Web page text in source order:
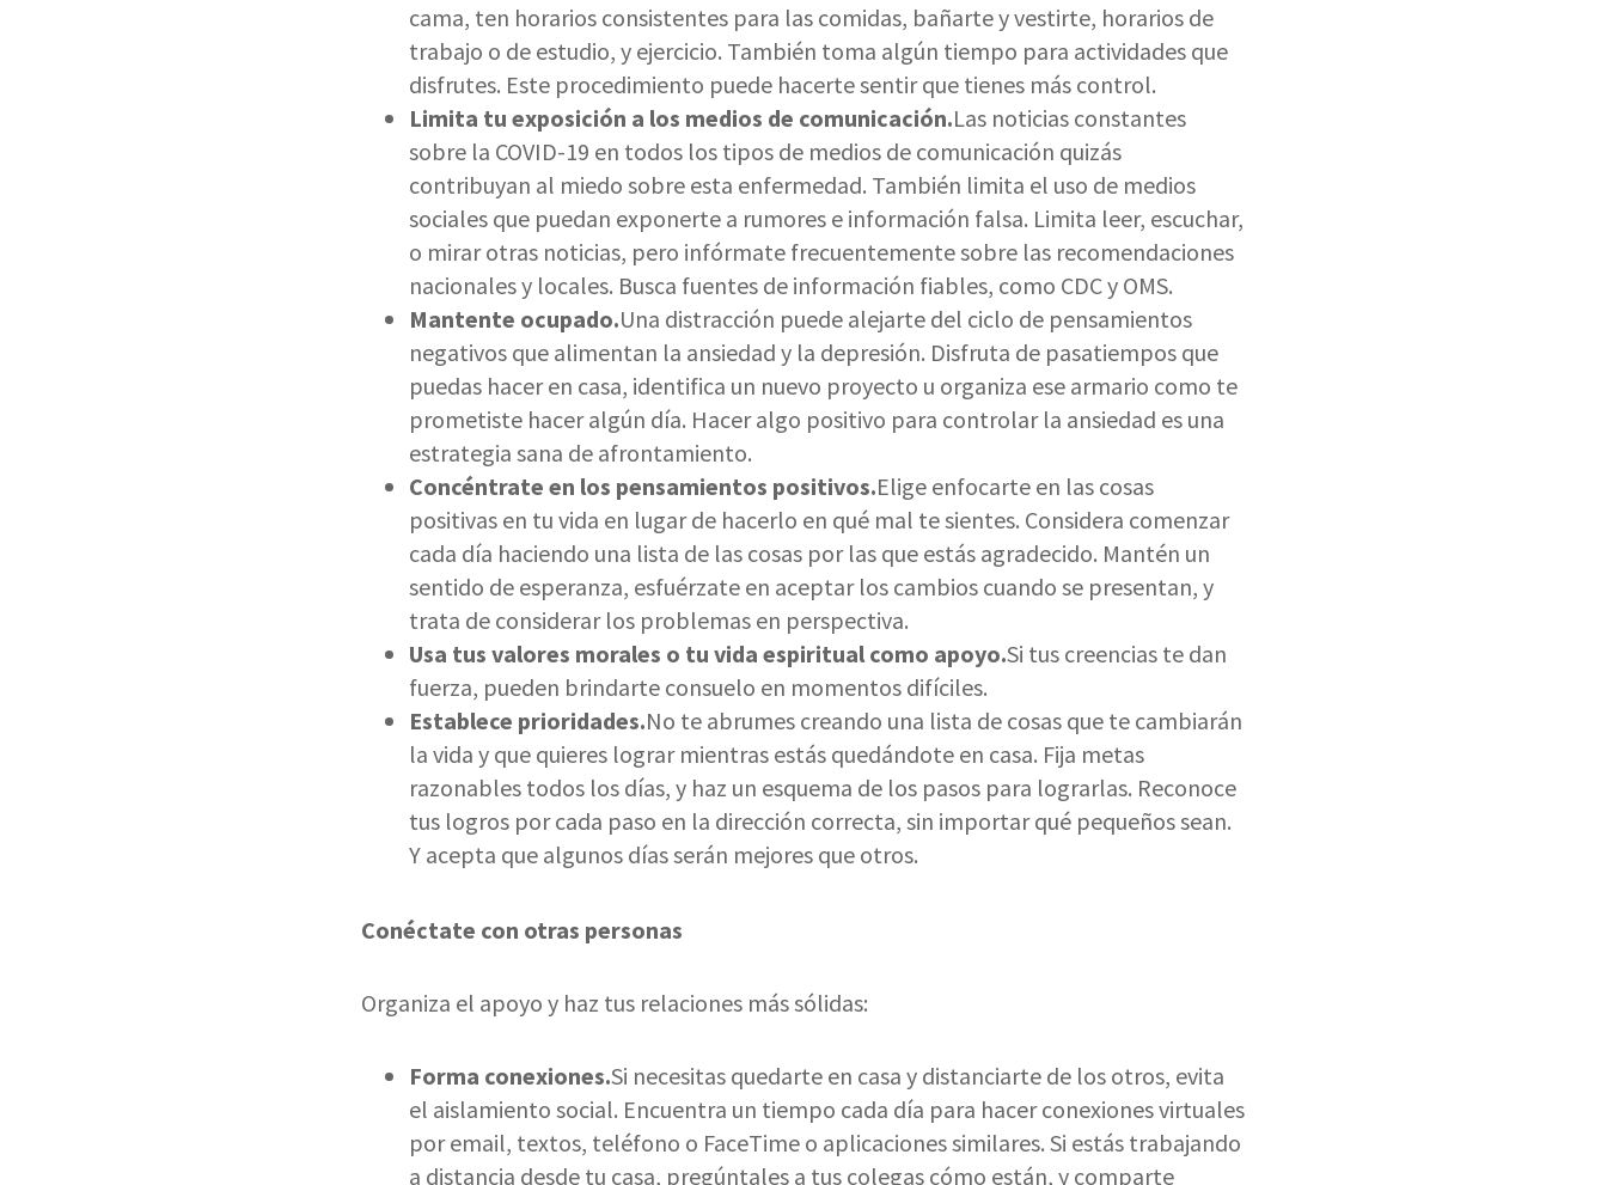
cama, ten horarios consistentes para las comidas, bañarte y vestirte, horarios de
trabajo o de estudio, y ejercicio. También toma algún tiempo para actividades que
disfrutes. Este procedimiento puede hacerte sentir que tienes más control.
Limita tu exposición a los medios de comunicación.Las noticias constantes
sobre la COVID-19 en todos los tipos de medios de comunicación quizás
contribuyan al miedo sobre esta enfermedad. También limita el uso de medios
sociales que puedan exponerte a rumores e información falsa. Limita leer, escuchar,
o mirar otras noticias, pero infórmate frecuentemente sobre las recomendaciones
nacionales y locales. Busca fuentes de información fiables, como CDC y OMS.
Mantente ocupado.Una distracción puede alejarte del ciclo de pensamientos
negativos que alimentan la ansiedad y la depresión. Disfruta de pasatiempos que
puedas hacer en casa, identifica un nuevo proyecto u organiza ese armario como te
prometiste hacer algún día. Hacer algo positivo para controlar la ansiedad es una
estrategia sana de afrontamiento.
Concéntrate en los pensamientos positivos.Elige enfocarte en las cosas
positivas en tu vida en lugar de hacerlo en qué mal te sientes. Considera comenzar
cada día haciendo una lista de las cosas por las que estás agradecido. Mantén un
sentido de esperanza, esfuérzate en aceptar los cambios cuando se presentan, y
trata de considerar los problemas en perspectiva.
Usa tus valores morales o tu vida espiritual como apoyo.Si tus creencias te dan
fuerza, pueden brindarte consuelo en momentos difíciles.
Establece prioridades.No te abrumes creando una lista de cosas que te cambiarán
la vida y que quieres lograr mientras estás quedándote en casa. Fija metas
razonables todos los días, y haz un esquema de los pasos para lograrlas. Reconoce
tus logros por cada paso en la dirección correcta, sin importar qué pequeños sean.
Y acepta que algunos días serán mejores que otros.
Conéctate con otras personas
Organiza el apoyo y haz tus relaciones más sólidas:
Forma conexiones.Si necesitas quedarte en casa y distanciarte de los otros, evita
el aislamiento social. Encuentra un tiempo cada día para hacer conexiones virtuales
por email, textos, teléfono o FaceTime o aplicaciones similares. Si estás trabajando
a distancia desde tu casa, pregúntales a tus colegas cómo están, y comparte